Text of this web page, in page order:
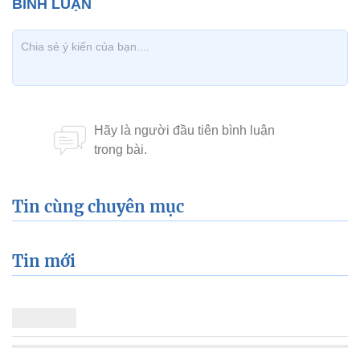
Tin cùng chuyên mục
Tin mới